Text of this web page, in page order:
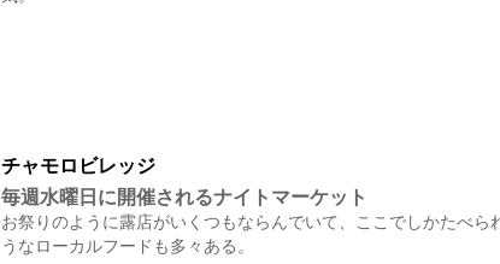
チャモロビレッジ
毎週水曜日に開催されるナイトマーケット
お祭りのように露店がいくつもならんでいて、ここでしかたべら
うなローカルフードも多々ある。